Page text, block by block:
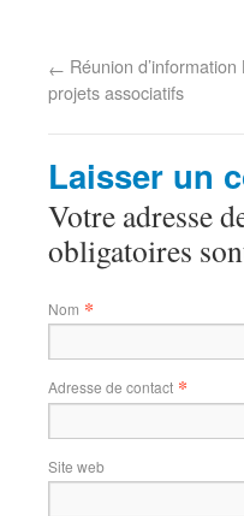
← Réunion
projets associatifs
Laisser un
Votre adresse
obligatoires
Nom *
Adresse de contact *
Site web